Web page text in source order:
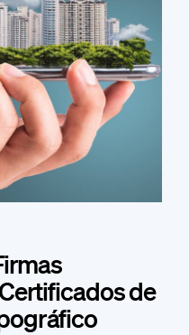
de